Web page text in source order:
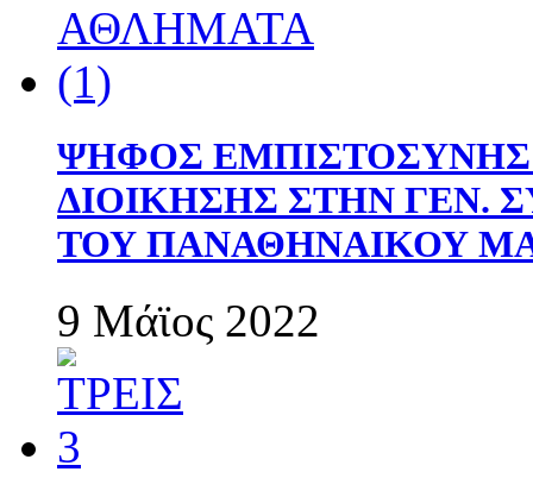
ΨΗΦΟΣ
ΔΙΟΙΚΗΣΗΣ ΣΤΗΝ ΓΕΝ.
ΤΟΥ ΠΑΝΑΘΗΝΑΙΚΟΥ
9 Μάϊος 2022